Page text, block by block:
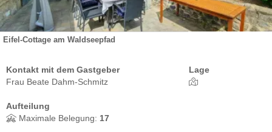
Eifel-Cottage am Waldseepfad
Kontakt mit dem Gastgeber
Frau Beate Dahm-Schmitz
Lage
Aufteilung
Maximale Belegung: 17